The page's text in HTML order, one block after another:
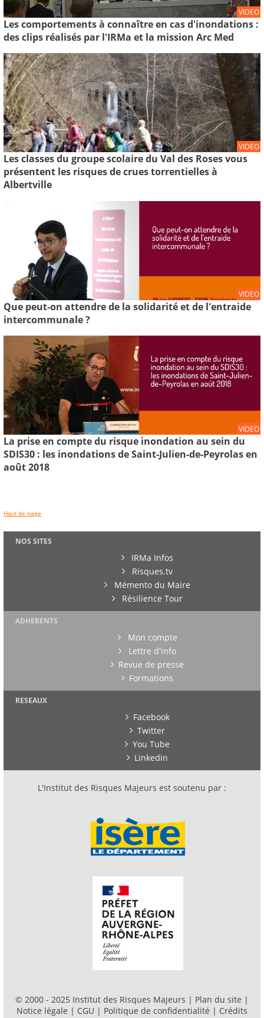
VIDEO
Les comportements à connaître en cas d'inondations :
des clips réalisés par l'IRMa et la mission Arc Med
VIDEO
Les classes du groupe scolaire du Val des Roses vous
présentent les risques de crues torrentielles à
Albertville
VIDEO
Que peut-on attendre de la solidarité et de l'entraide
intercommunale ?
VIDEO
La prise en compte du risque inondation au sein du
SDIS30 : les inondations de Saint-Julien-de-Peyrolas en
août 2018
Haut de page
NOS SITES
IRMa Infos
Risques.tv
Mémento du Maire
Résilience Tour
ADHERENTS
Mon compte
Lettre d'info
Revue de presse
Formations
RESEAUX
Facebook
Twitter
You Tube
Linkedin
L'Institut des Risques Majeurs est soutenu par :
© 2000 - 2025 Institut des Risques Majeurs | Plan du site |
Notice légale | CGU | Politique de confidentialité | Crédits